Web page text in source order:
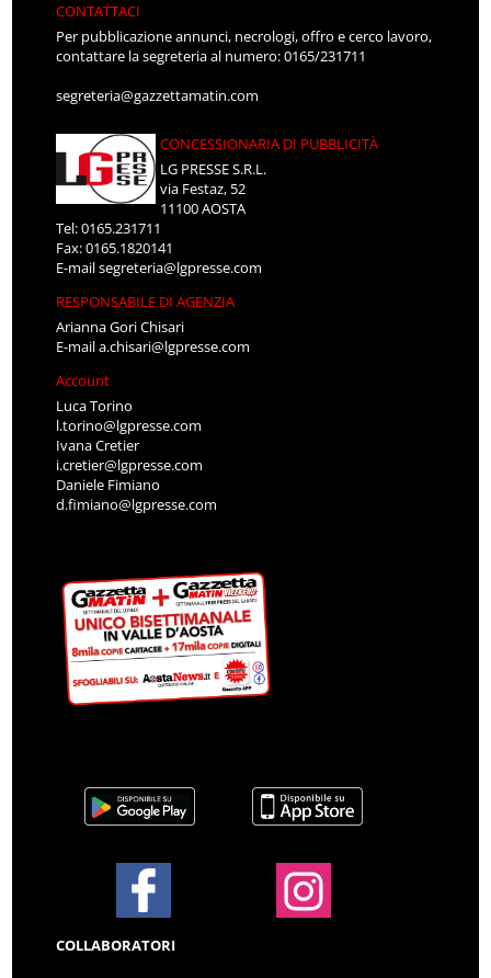
CONTATTACI
Per pubblicazione annunci, necrologi, offro e cerco lavoro,
contattare la segreteria al numero: 0165/231711
segreteria@gazzettamatin.com
CONCESSIONARIA DI PUBBLICITÀ
LG PRESSE S.R.L.
via Festaz, 52
11100 AOSTA
Tel: 0165.231711
Fax: 0165.1820141
E-mailsegreteria@lgpresse.com
RESPONSABILE DI AGENZIA
Arianna Gori Chisari
E-maila.chisari@lgpresse.com
Account
Luca Torino
l.torino@lgpresse.com
Ivana Cretier
i.cretier@lgpresse.com
Daniele Fimiano
d.fimiano@lgpresse.com
COLLABORATORI